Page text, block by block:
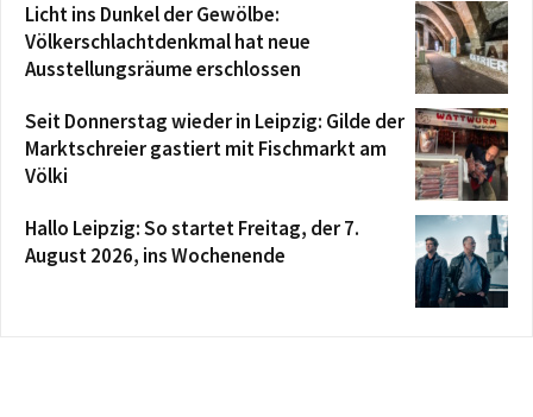
Licht ins Dunkel der Gewölbe:
Völkerschlachtdenkmal hat neue
Ausstellungsräume erschlossen
Seit Donnerstag wieder in Leipzig: Gilde der
Marktschreier gastiert mit Fischmarkt am
Völki
Hallo Leipzig: So startet Freitag, der 7.
August 2026, ins Wochenende